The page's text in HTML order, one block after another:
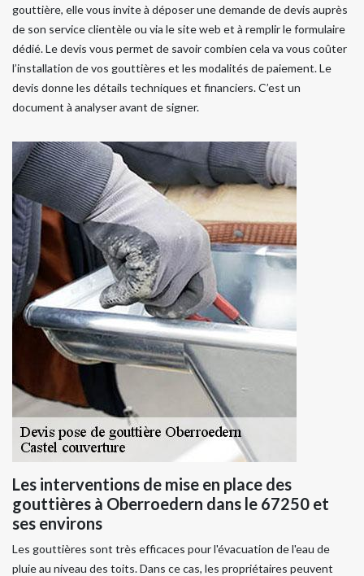
gouttière, elle vous invite à déposer une demande de devis auprès
de son service clientèle ou via le site web et à remplir le formulaire
dédié. Le devis vous permet de savoir combien cela va vous coûter
l’installation de vos gouttières et les modalités de paiement. Le
devis donne les détails techniques et financiers. C’est un
document à analyser avant de signer.
Les interventions de mise en place des
gouttières à Oberroedern dans le 67250 et
ses environs
Les gouttières sont très efficaces pour l'évacuation de l'eau de
pluie au niveau des toits. Dans ce cas, les propriétaires peuvent